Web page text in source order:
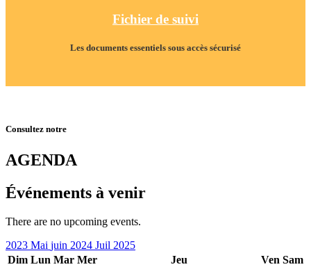
Fichier de suivi
Les documents essentiels sous accès sécurisé
Consultez notre
AGENDA
Événements à venir
There are no upcoming events.
2023 Mai juin 2024 Juil 2025
Dim Lun Mar Mer Jeu Ven Sam